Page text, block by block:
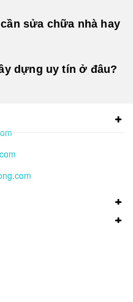
sửa chữa nhà hay
dựng uy tín ở đâu?